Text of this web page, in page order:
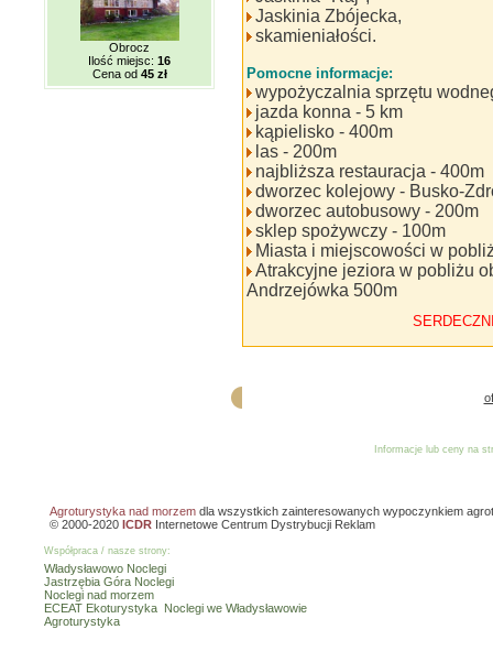
Obrocz
Ilość miejsc: 16
Cena od 45 zł
Jaskinia Zbójecka,
skamieniałości.
Pomocne informacje:
wypożyczalnia sprzętu
jazda konna - 5 km
kąpielisko - 400m
las - 200m
najbliższa restauracja - 400m
dworzec kolejowy - Busko-
dworzec autobusowy - 200m
sklep spożywczy - 100m
Miasta i miejscowości w
Atrakcyjne jeziora w pobliżu
Andrzejówka 500m
Informacje lub ceny na
Agroturystyka nad morzem dla wszystkich zainteresowanych wypoczynkiem
© 2000-2020 ICDR Internetowe Centrum Dystrybucji Reklam
Współpraca / nasze strony:
Władysławowo Noclegi
Jastrzębia Góra Noclegi
Noclegi nad morzem
ECEAT Ekoturystyka Noclegi we Władysławowie
Agroturystyka